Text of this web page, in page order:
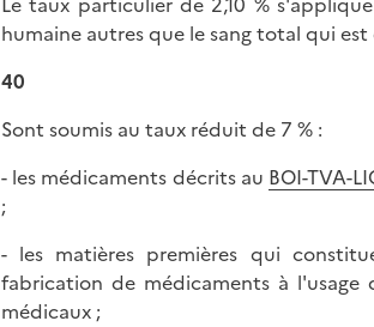
humaine autres que le sang total qui est
40
Sont soumis au taux réduit de 7 % :
- les médicaments décrits au BOI-TVA-
;
- les matières premières qui
fabrication de médicaments à
médicaux ;